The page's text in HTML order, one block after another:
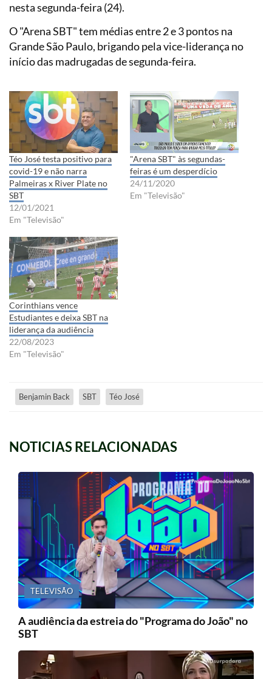
nesta segunda-feira (24).
O "Arena SBT" tem médias entre 2 e 3 pontos na
Grande São Paulo, brigando pela vice-liderança no
início das madrugadas de segunda-feira.
Téo José testa positivo para
covid-19 e não narra
Palmeiras x River Plate no
SBT
12/01/2021
Em "Televisão"
"Arena SBT" às segundas-
feiras é um desperdício
24/11/2020
Em "Televisão"
Corinthians vence
Estudiantes e deixa SBT na
liderança da audiência
22/08/2023
Em "Televisão"
Benjamin Back SBT Téo José
NOTICIAS RELACIONADAS
TELEVISÃO
A audiência da estreia do "Programa do João" no
SBT